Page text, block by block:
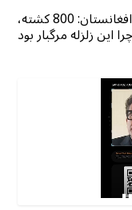
زلزله افغانستان: 800 کشته،
چرا این زلزله مرگبار بود